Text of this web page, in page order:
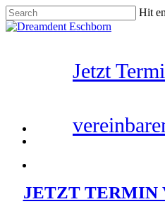
Skip
to
Hit
Close
Jetzt
JETZT TERMIN